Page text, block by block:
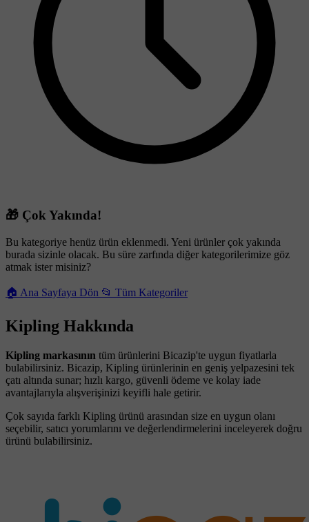
🎁 Çok Yakında!
Bu kategoriye henüz ürün eklenmedi. Yeni ürünler çok yakında
burada sizinle olacak. Bu süre zarfında diğer kategorilerimize göz
atmak ister misiniz?
🏠 Ana Sayfaya Dön 📂 Tüm Kategoriler
Kipling Hakkında
Kipling markasının tüm ürünlerini Bicazip'te uygun fiyatlarla
bulabilirsiniz. Bicazip, Kipling ürünlerinin en geniş yelpazesini tek
çatı altında sunar; hızlı kargo, güvenli ödeme ve kolay iade
avantajlarıyla alışverişinizi keyifli hale getirir.
Çok sayıda farklı Kipling ürünü arasından size en uygun olanı
seçebilir, satıcı yorumlarını ve değerlendirmelerini inceleyerek doğru
ürünü bulabilirsiniz.